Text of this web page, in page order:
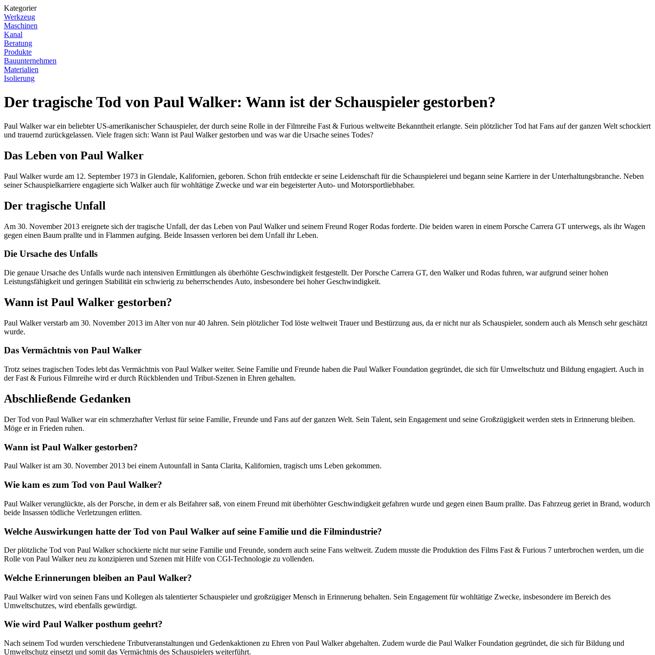
Kategorier
Werkzeug
Maschinen
Kanal
Beratung
Produkte
Bauunternehmen
Materialien
Isolierung
Der tragische Tod von Paul Walker: Wann ist der Schauspieler gestorben?
Paul Walker war ein beliebter US-amerikanischer Schauspieler, der durch seine Rolle in der Filmreihe Fast & Furious weltweite Bekanntheit erlangte. Sein plötzlicher Tod hat Fans auf der ganzen Welt schockiert
und trauernd zurückgelassen. Viele fragen sich: Wann ist Paul Walker gestorben und was war die Ursache seines Todes?
Das Leben von Paul Walker
Paul Walker wurde am 12. September 1973 in Glendale, Kalifornien, geboren. Schon früh entdeckte er seine Leidenschaft für die Schauspielerei und begann seine Karriere in der Unterhaltungsbranche. Neben
seiner Schauspielkarriere engagierte sich Walker auch für wohltätige Zwecke und war ein begeisterter Auto- und Motorsportliebhaber.
Der tragische Unfall
Am 30. November 2013 ereignete sich der tragische Unfall, der das Leben von Paul Walker und seinem Freund Roger Rodas forderte. Die beiden waren in einem Porsche Carrera GT unterwegs, als ihr Wagen
gegen einen Baum prallte und in Flammen aufging. Beide Insassen verloren bei dem Unfall ihr Leben.
Die Ursache des Unfalls
Die genaue Ursache des Unfalls wurde nach intensiven Ermittlungen als überhöhte Geschwindigkeit festgestellt. Der Porsche Carrera GT, den Walker und Rodas fuhren, war aufgrund seiner hohen
Leistungsfähigkeit und geringen Stabilität ein schwierig zu beherrschendes Auto, insbesondere bei hoher Geschwindigkeit.
Wann ist Paul Walker gestorben?
Paul Walker verstarb am 30. November 2013 im Alter von nur 40 Jahren. Sein plötzlicher Tod löste weltweit Trauer und Bestürzung aus, da er nicht nur als Schauspieler, sondern auch als Mensch sehr geschätzt
wurde.
Das Vermächtnis von Paul Walker
Trotz seines tragischen Todes lebt das Vermächtnis von Paul Walker weiter. Seine Familie und Freunde haben die Paul Walker Foundation gegründet, die sich für Umweltschutz und Bildung engagiert. Auch in
der Fast & Furious Filmreihe wird er durch Rückblenden und Tribut-Szenen in Ehren gehalten.
Abschließende Gedanken
Der Tod von Paul Walker war ein schmerzhafter Verlust für seine Familie, Freunde und Fans auf der ganzen Welt. Sein Talent, sein Engagement und seine Großzügigkeit werden stets in Erinnerung bleiben.
Möge er in Frieden ruhen.
Wann ist Paul Walker gestorben?
Paul Walker ist am 30. November 2013 bei einem Autounfall in Santa Clarita, Kalifornien, tragisch ums Leben gekommen.
Wie kam es zum Tod von Paul Walker?
Paul Walker verunglückte, als der Porsche, in dem er als Beifahrer saß, von einem Freund mit überhöhter Geschwindigkeit gefahren wurde und gegen einen Baum prallte. Das Fahrzeug geriet in Brand, wodurch
beide Insassen tödliche Verletzungen erlitten.
Welche Auswirkungen hatte der Tod von Paul Walker auf seine Familie und die Filmindustrie?
Der plötzliche Tod von Paul Walker schockierte nicht nur seine Familie und Freunde, sondern auch seine Fans weltweit. Zudem musste die Produktion des Films Fast & Furious 7 unterbrochen werden, um die
Rolle von Paul Walker neu zu konzipieren und Szenen mit Hilfe von CGI-Technologie zu vollenden.
Welche Erinnerungen bleiben an Paul Walker?
Paul Walker wird von seinen Fans und Kollegen als talentierter Schauspieler und großzügiger Mensch in Erinnerung behalten. Sein Engagement für wohltätige Zwecke, insbesondere im Bereich des
Umweltschutzes, wird ebenfalls gewürdigt.
Wie wird Paul Walker posthum geehrt?
Nach seinem Tod wurden verschiedene Tributveranstaltungen und Gedenkaktionen zu Ehren von Paul Walker abgehalten. Zudem wurde die Paul Walker Foundation gegründet, die sich für Bildung und
Umweltschutz einsetzt und somit das Vermächtnis des Schauspielers weiterführt.